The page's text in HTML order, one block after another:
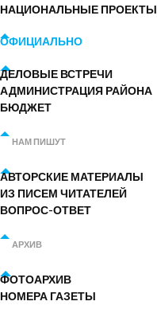
НАЦИОНАЛЬНЫЕ ПРОЕКТЫ
ОФИЦИАЛЬНО
ДЕЛОВЫЕ ВСТРЕЧИ
АДМИНИСТРАЦИЯ РАЙОНА
БЮДЖЕТ
НАМ ПИШУТ
АВТОРСКИЕ МАТЕРИАЛЫ
ИЗ ПИСЕМ ЧИТАТЕЛЕЙ
ВОПРОС-ОТВЕТ
АРХИВ
ФОТОАРХИВ
НОМЕРА ГАЗЕТЫ